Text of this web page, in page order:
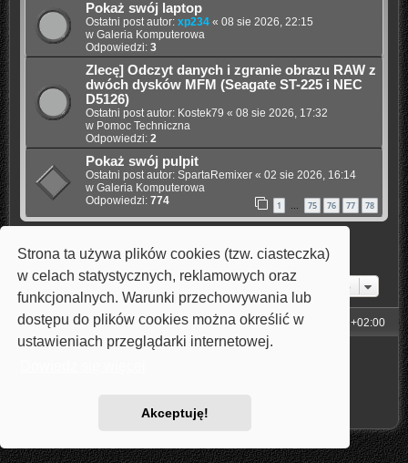
Strona ta używa plików cookies (tzw. ciasteczka)
w celach statystycznych, reklamowych oraz
funkcjonalnych. Warunki przechowywania lub
dostępu do plików cookies można określić w
ustawieniach przeglądarki internetowej.
Akceptuję!
Pokaż swój laptop
Ostatni post autor: xp234« 08 sie 2026, 22:15
w Galeria Komputerowa
Odpowiedzi: 3
Zlecę] Odczyt danych i zgranie obrazu RAW z
dwóch dysków MFM (Seagate ST-225 i NEC
D5126)
Ostatni post autor: Kostek79 « 08 sie 2026, 17:32
w Pomoc Techniczna
Odpowiedzi: 2
Pokaż swój pulpit
Ostatni post autor: SpartaRemixer« 02 sie 2026, 16:14
w Galeria Komputerowa
Odpowiedzi: 774 1 … 75 76 77 78
Znaleziono 4 wyniki • Strona 1z1
Przejdź do
Strona główna Strefa czasowa UTC+02:00
phpBB